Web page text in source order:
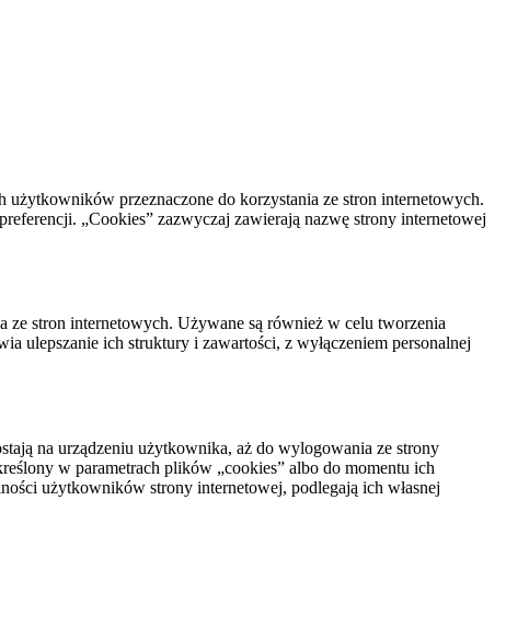
przeznaczone do korzystania ze stron internetowych.
„Cookies” zazwyczaj zawierają nazwę strony internetowej
ze stron internetowych. Używane są również w celu tworzenia
ulepszanie ich struktury i zawartości, z wyłączeniem personalnej
na urządzeniu użytkownika, aż do wylogowania ze strony
w parametrach plików „cookies” albo do momentu ich
użytkowników strony internetowej, podlegają ich własnej